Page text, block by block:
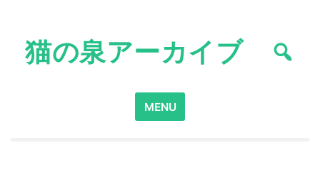
content猫の泉アーカイブ
Search
for:
MENU